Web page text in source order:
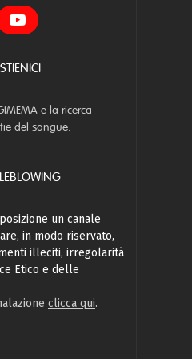
e la ricerca
del sangue.
un canale
in modo riservato,
illeciti, irregolarità
Etico e delle
clicca qui.